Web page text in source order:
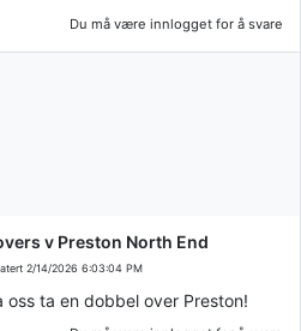
Du må være innlogget for å svare
v Preston North End
2/14/2026 6:03:04 PM
oss ta en dobbel over Preston!